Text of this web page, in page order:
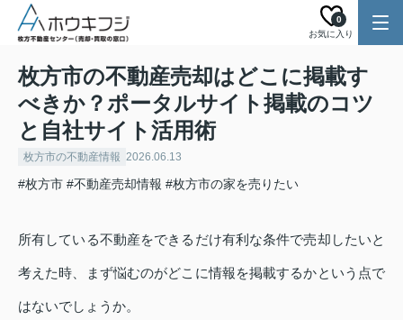
お気に入り
0
枚方市の不動産売却はどこに掲載す
べきか？ポータルサイト掲載のコツ
と自社サイト活用術
枚方市の不動産情報 2026.06.13
#枚方市 #不動産売却情報 #枚方市の家を売りたい
所有している不動産をできるだけ有利な条件で売却したいと
考えた時、まず悩むのがどこに情報を掲載するかという点で
はないでしょうか。